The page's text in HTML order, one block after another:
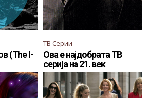
(The I-
ТВ Серии
Ова е најдобрата ТВ
серија на 21. век